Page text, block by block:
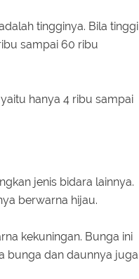
tingginya. Bila tinggi
sampai 60 ribu
hanya 4 ribu sampai
jenis bidara lainnya.
berwarna hijau.
kekuningan. Bunga ini
bunga dan daunnya juga